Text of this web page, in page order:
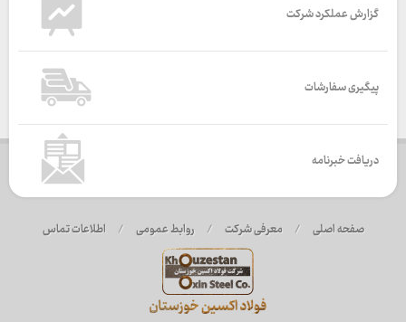
گزارش عملکرد شرکت
پیگیری سفارشات
دریافت خبرنامه
صفحه اصلی / معرفی شرکت / روابط عمومی / اطلاعات تماس